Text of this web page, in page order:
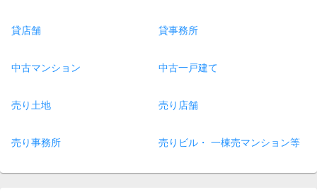
貸店舗 貸事務所
中古マンション 中古一戸建て
売り土地 売り店舗
売り事務所 売りビル・ 一棟売マンション等